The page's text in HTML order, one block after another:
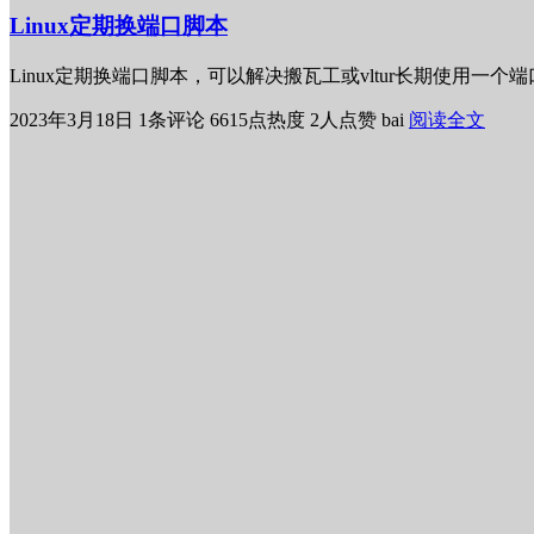
Linux定期换端口脚本
Linux定期换端口脚本，可以解决搬瓦工或vltur长期使用一个端
2023年3月18日 1条评论 6615点热度 2人点赞 bai 阅读全文